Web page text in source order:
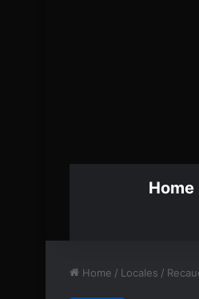
Home
Home / Locales /